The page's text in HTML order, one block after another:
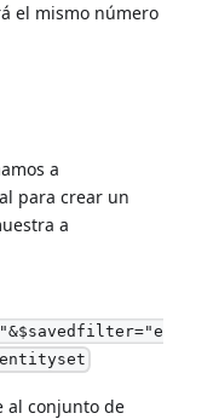
el mismo número
a
para crear un
a
al conjunto de